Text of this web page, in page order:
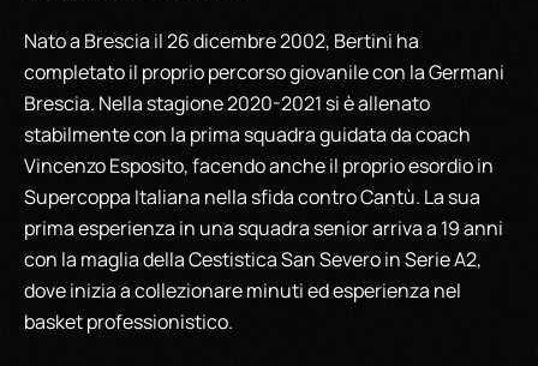
Nato a Brescia il 26 dicembre 2002, Bertini ha
completato il proprio percorso giovanile con la Germani
Brescia. Nella stagione 2020-2021 si è allenato
stabilmente con la prima squadra guidata da coach
Vincenzo Esposito, facendo anche il proprio esordio in
Supercoppa Italiana nella sfida contro Cantù. La sua
prima esperienza in una squadra senior arriva a 19 anni
con la maglia della Cestistica San Severo in Serie A2,
dove inizia a collezionare minuti ed esperienza nel
basket professionistico.